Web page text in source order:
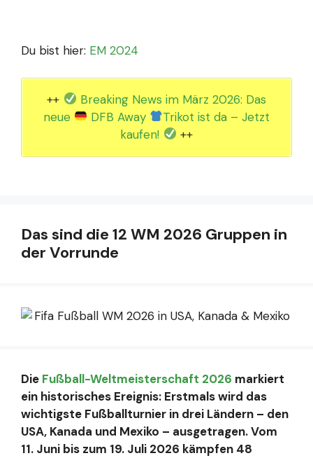
Du bist hier: EM 2024
++
Breaking News im März 2026: Das
neue
DFB Away
Trikot ist da – Jetzt
kaufen!
++
Das sind die 12 WM 2026 Gruppen in
der Vorrunde
Die Fußball-Weltmeisterschaft 2026 markiert
ein historisches Ereignis: Erstmals wird das
wichtigste Fußballturnier in drei Ländern – den
USA, Kanada und Mexiko – ausgetragen. Vom
11. Juni bis zum 19. Juli 2026 kämpfen 48